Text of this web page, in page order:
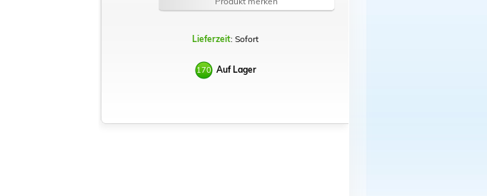
Lieferzeit: Sofort
170 Auf Lager